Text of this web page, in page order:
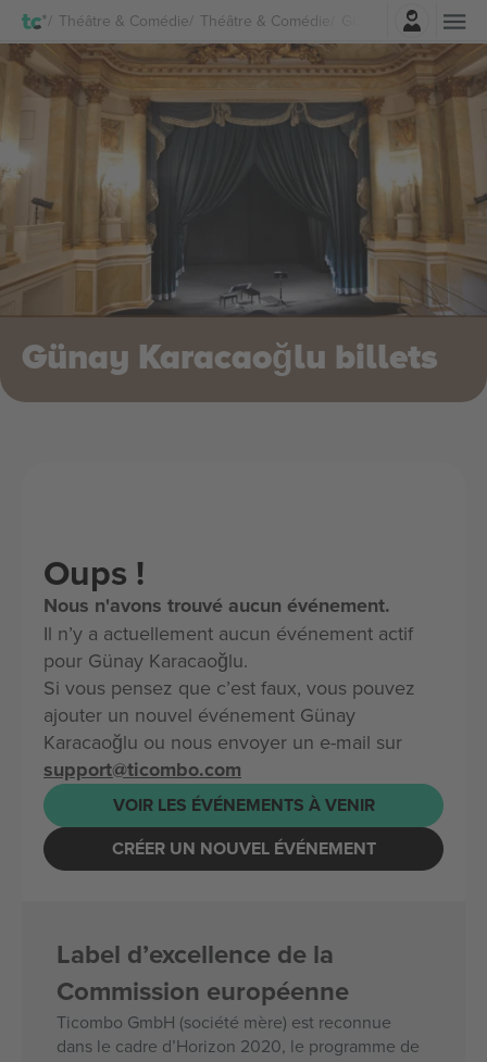
Théâtre & Comédie Théâtre & Comédie Günay Karacaoğlu
Connexion
Günay Karacaoğlu billets
Oups !
Nous n'avons trouvé aucun événement.
Il n’y a actuellement aucun événement actif
pour Günay Karacaoğlu.
Si vous pensez que c’est faux, vous pouvez
ajouter un nouvel événement Günay
Karacaoğlu ou nous envoyer un e-mail sur
support@ticombo.com
VOIR LES ÉVÉNEMENTS À VENIR
CRÉER UN NOUVEL ÉVÉNEMENT
Label d’excellence de la
Commission européenne
Ticombo GmbH (société mère) est reconnue
dans le cadre d’Horizon 2020, le programme de